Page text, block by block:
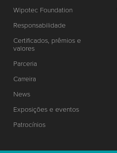
Wipotec Foundation
Responsabilidade
Certificados, prêmios e
valores
Parceria
Carreira
News
Exposições e eventos
Patrocínios